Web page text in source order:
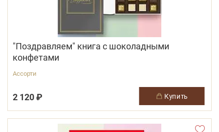
"Поздравляем" книга с шоколадными
конфетами
Ассорти
2 120 ₽ купить